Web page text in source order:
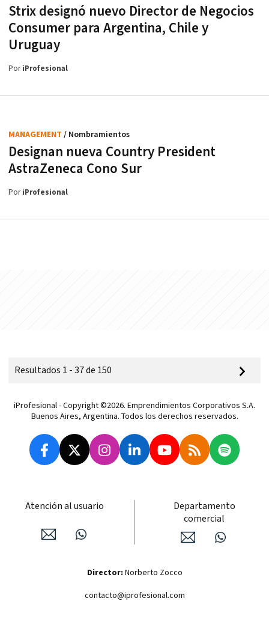
Strix designó nuevo Director de Negocios
Consumer para Argentina, Chile y
Uruguay
PoriProfesional
Designan nueva Country President
AstraZeneca Cono Sur
MANAGEMENT / Nombramientos
PoriProfesional
Resultados 1 - 37 de 150
iProfesional - Copyright ©2026. Emprendimientos Corporativos S.A.
Buenos Aires, Argentina. Todos los derechos reservados.
Atención al usuario
Departamento
comercial
Director: Norberto Zocco
contacto@iprofesional.com